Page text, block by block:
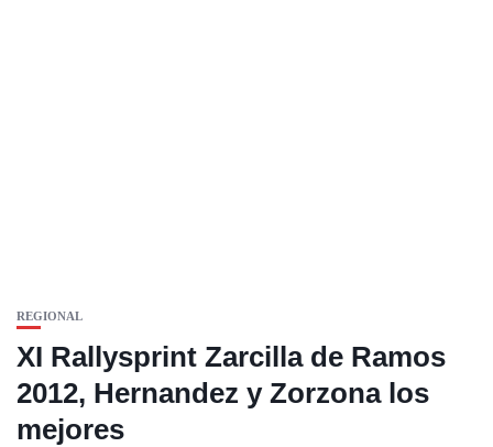
REGIONAL
XI Rallysprint Zarcilla de Ramos
2012, Hernandez y Zorzona los
mejores